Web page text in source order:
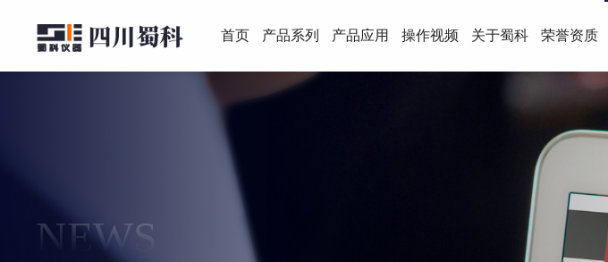
首页 产品系列 产品应用 操作视频 关于蜀科 荣誉资质
NEWS